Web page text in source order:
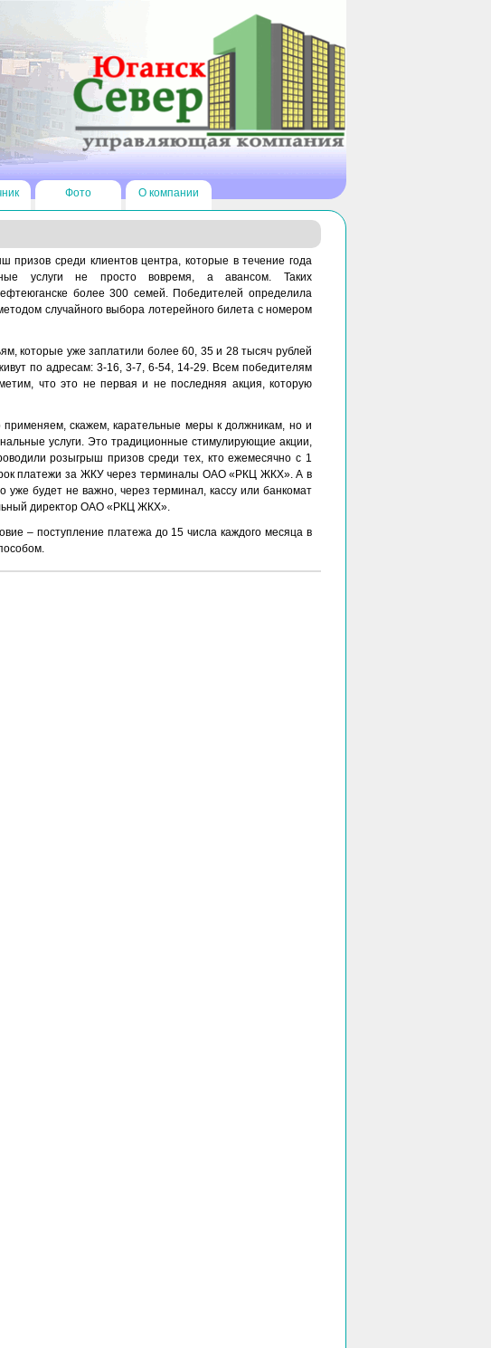
Фото О компании
среди клиентов центра, которые в течение года
услуги не просто вовремя, а авансом. Таких
более 300 семей. Победителей определила
случайного выбора лотерейного билета с номером
которые уже заплатили более 60, 35 и 28 тысяч рублей
по адресам: 3-16, 3-7, 6-54, 14-29. Всем победителям
что это не первая и не последняя акция, которую
скажем, карательные меры к должникам, но и
услуги. Это традиционные стимулирующие акции,
розыгрыш призов среди тех, кто ежемесячно с 1
платежи за ЖКУ через терминалы ОАО «РКЦ ЖКХ». А в
будет не важно, через терминал, кассу или банкомат
директор ОАО «РКЦ ЖКХ».
– поступление платежа до 15 числа каждого месяца в